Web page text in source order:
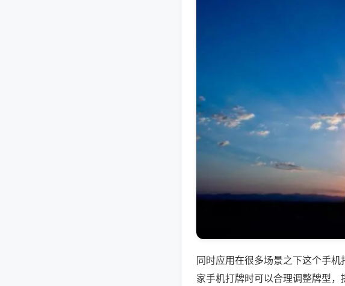
同时应用在很多场景之下这个手
家手机打牌时可以合理调整牌型，